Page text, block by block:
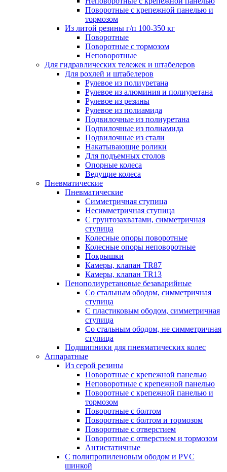
Поворотные с крепежной панелью и
тормозом
Из литой резины г/п 100-350 кг
Поворотные
Поворотные с тормозом
Неповоротные
Для гидравлических тележек и штабелеров
Для рохлей и штабелеров
Рулевое из полиуретана
Рулевое из алюминия и полиуретана
Рулевое из резины
Рулевое из полиамида
Подвилочные из полиуретана
Подвилочные из полиамида
Подвилочные из стали
Накатывающие ролики
Для подъемных столов
Опорные колеса
Ведущие колеса
Пневматические
Пневматические
Симметричная ступица
Несимметричная ступица
С грунтозахватами, симметричная
ступица
Колесные опоры поворотные
Колесные опоры неповоротные
Покрышки
Камеры, клапан TR87
Камеры, клапан TR13
Пенополиуретановые безаварийные
Со стальным ободом, симметричная
ступица
С пластиковым ободом, симметричная
ступица
Со стальным ободом, не симметричная
ступица
Подшипники для пневматических колес
Аппаратные
Из серой резины
Поворотные с крепежной панелью
Неповоротные с крепежной панелью
Поворотные с крепежной панелью и
тормозом
Поворотные с болтом
Поворотные с болтом и тормозом
Поворотные с отверстием
Поворотные с отверстием и тормозом
Антистатичные
С полипропиленовым ободом и PVC
шинкой